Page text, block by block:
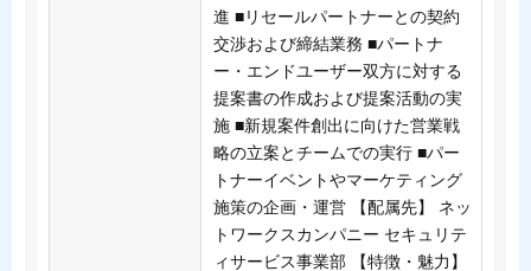
進 ■リセールパートナーとの契約
交渉および締結業務 ■パートナ
ー・エンドユーザー双方に対する
提案書の作成および提案活動の実
施 ■新規案件創出に向けた営業戦
略の立案とチームでの実行 ■パー
トナーイベントやマーケティング
施策の企画・運営 【配属先】 ネッ
トワークスカンパニー セキュリテ
ィサービス事業部 【特徴・魅力】